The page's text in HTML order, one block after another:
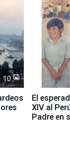
10
El
XIV al
Padre en